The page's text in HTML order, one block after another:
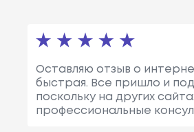
Оставляю отзыв о
быстрая. Все пришло и
поскольку на других
профессиональные